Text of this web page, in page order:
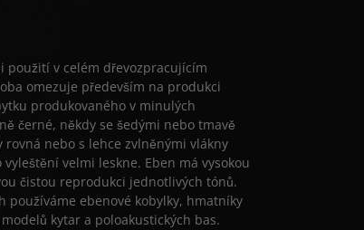
použití v celém dřevozpracujícím
omezuje především na produkci
produkovaného v minulých
černé, někdy se šedými nebo tmavě
nebo s lehce zvlněnými vlákny
velmi leskne. Eben má vysokou
čistou reprodukci jednotlivých tónů.
používáme ebenové kobylky, hmatníky
kytar a poloakustických bas.